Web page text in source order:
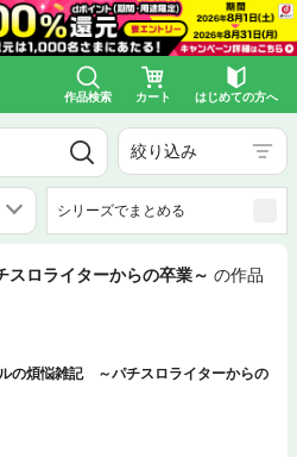
作品検索 カート はじめての方へ
絞り込み
シリーズでまとめる
ロライターからの卒業～ の作品
の煩悩雑記 ～パチスロライターからの